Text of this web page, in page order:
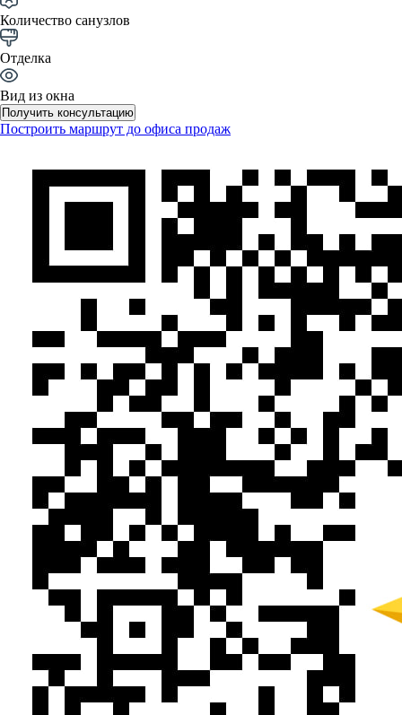
Количество санузлов
Отделка
Вид из окна
Получить консультацию
Построить маршрут до офиса продаж